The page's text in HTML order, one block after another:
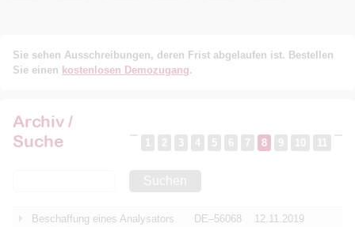
Sie sehen Ausschreibungen, deren Frist abgelaufen ist. Bestellen
Sie einen kostenlosen Demozugang.
Archiv /
Suche
1 2 3 4 5 6 7 8 9 10 11
Suchen
Beschaffung eines Analysators
DE–56068 12.11.2019